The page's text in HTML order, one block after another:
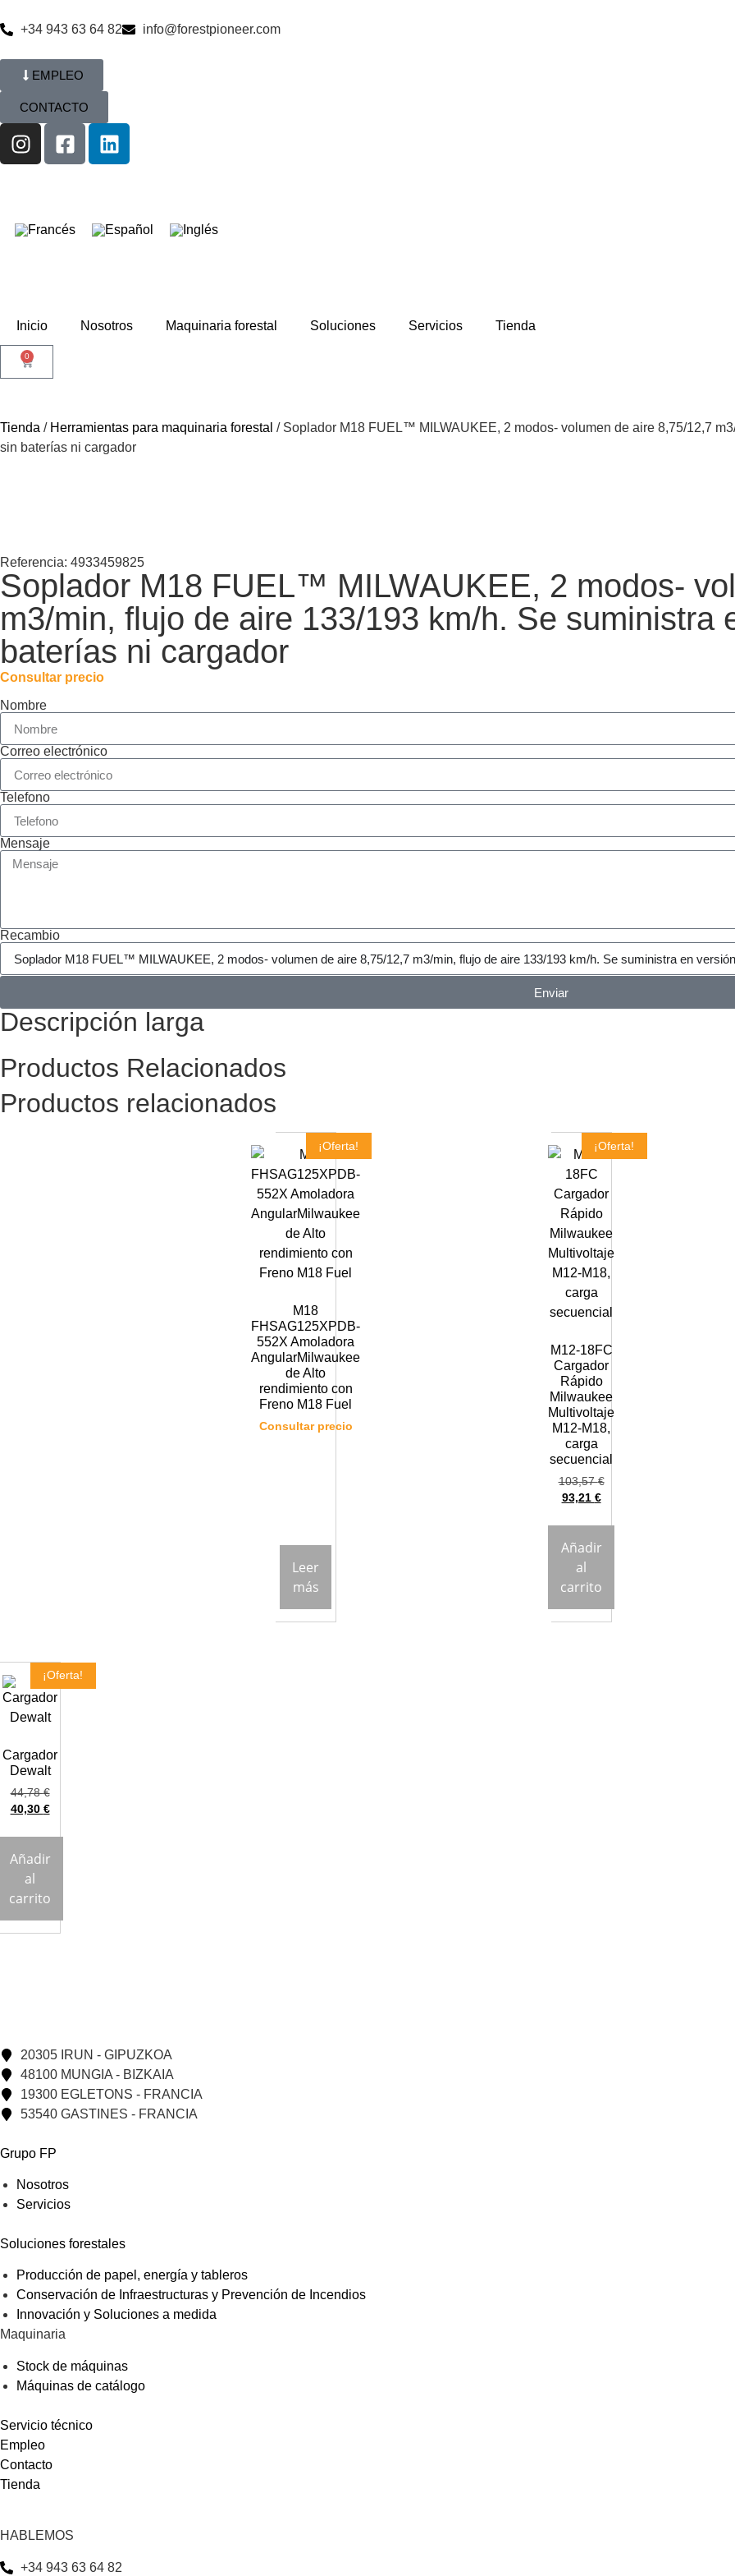
+34 943 63 64 82 info@forestpioneer.com
EMPLEO
CONTACTO
Inicio Nosotros Maquinaria forestal Soluciones Servicios Tienda
0
Tienda / Herramientas para maquinaria forestal / Soplador M18 FUEL™ MILWAUKEE, 2 modos- volumen de aire 8,75/12,7
sin baterías ni cargador
Referencia: 4933459825
Soplador M18 FUEL™ MILWAUKEE, 2 modos-
m3/min, flujo de aire 133/193 km/h. Se suministra
baterías ni cargador
Consultar precio
Nombre
Correo electrónico
Telefono
Mensaje
Recambio
Enviar
Descripción larga
Productos Relacionados
Productos relacionados
¡Oferta!
M18
FHSAG125XPDB-
552X Amoladora
AngularMilwaukee
de Alto
rendimiento con
Freno M18 Fuel
Consultar precio
Leer
más
¡Oferta!
M12-18FC
Cargador
Rápido
Milwaukee
Multivoltaje
M12-M18,
carga
secuencial
103,57€
93,21 €
Añadir
al
carrito
¡Oferta!
Cargador
Dewalt
44,78€
40,30 €
Añadir
al
carrito
20305 IRUN - GIPUZKOA
48100 MUNGIA - BIZKAIA
19300 EGLETONS - FRANCIA
53540 GASTINES - FRANCIA
Grupo FP
Nosotros
Servicios
Soluciones forestales
Producción de papel, energía y tableros
Conservación de Infraestructuras y Prevención de Incendios
Innovación y Soluciones a medida
Maquinaria
Stock de máquinas
Máquinas de catálogo
Servicio técnico
Empleo
Contacto
Tienda
HABLEMOS
+34 943 63 64 82